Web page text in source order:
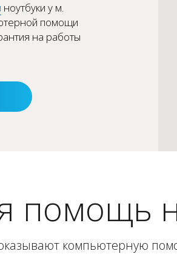
ноутбуки у м.
помощи
на работы
помощь
компьютерную